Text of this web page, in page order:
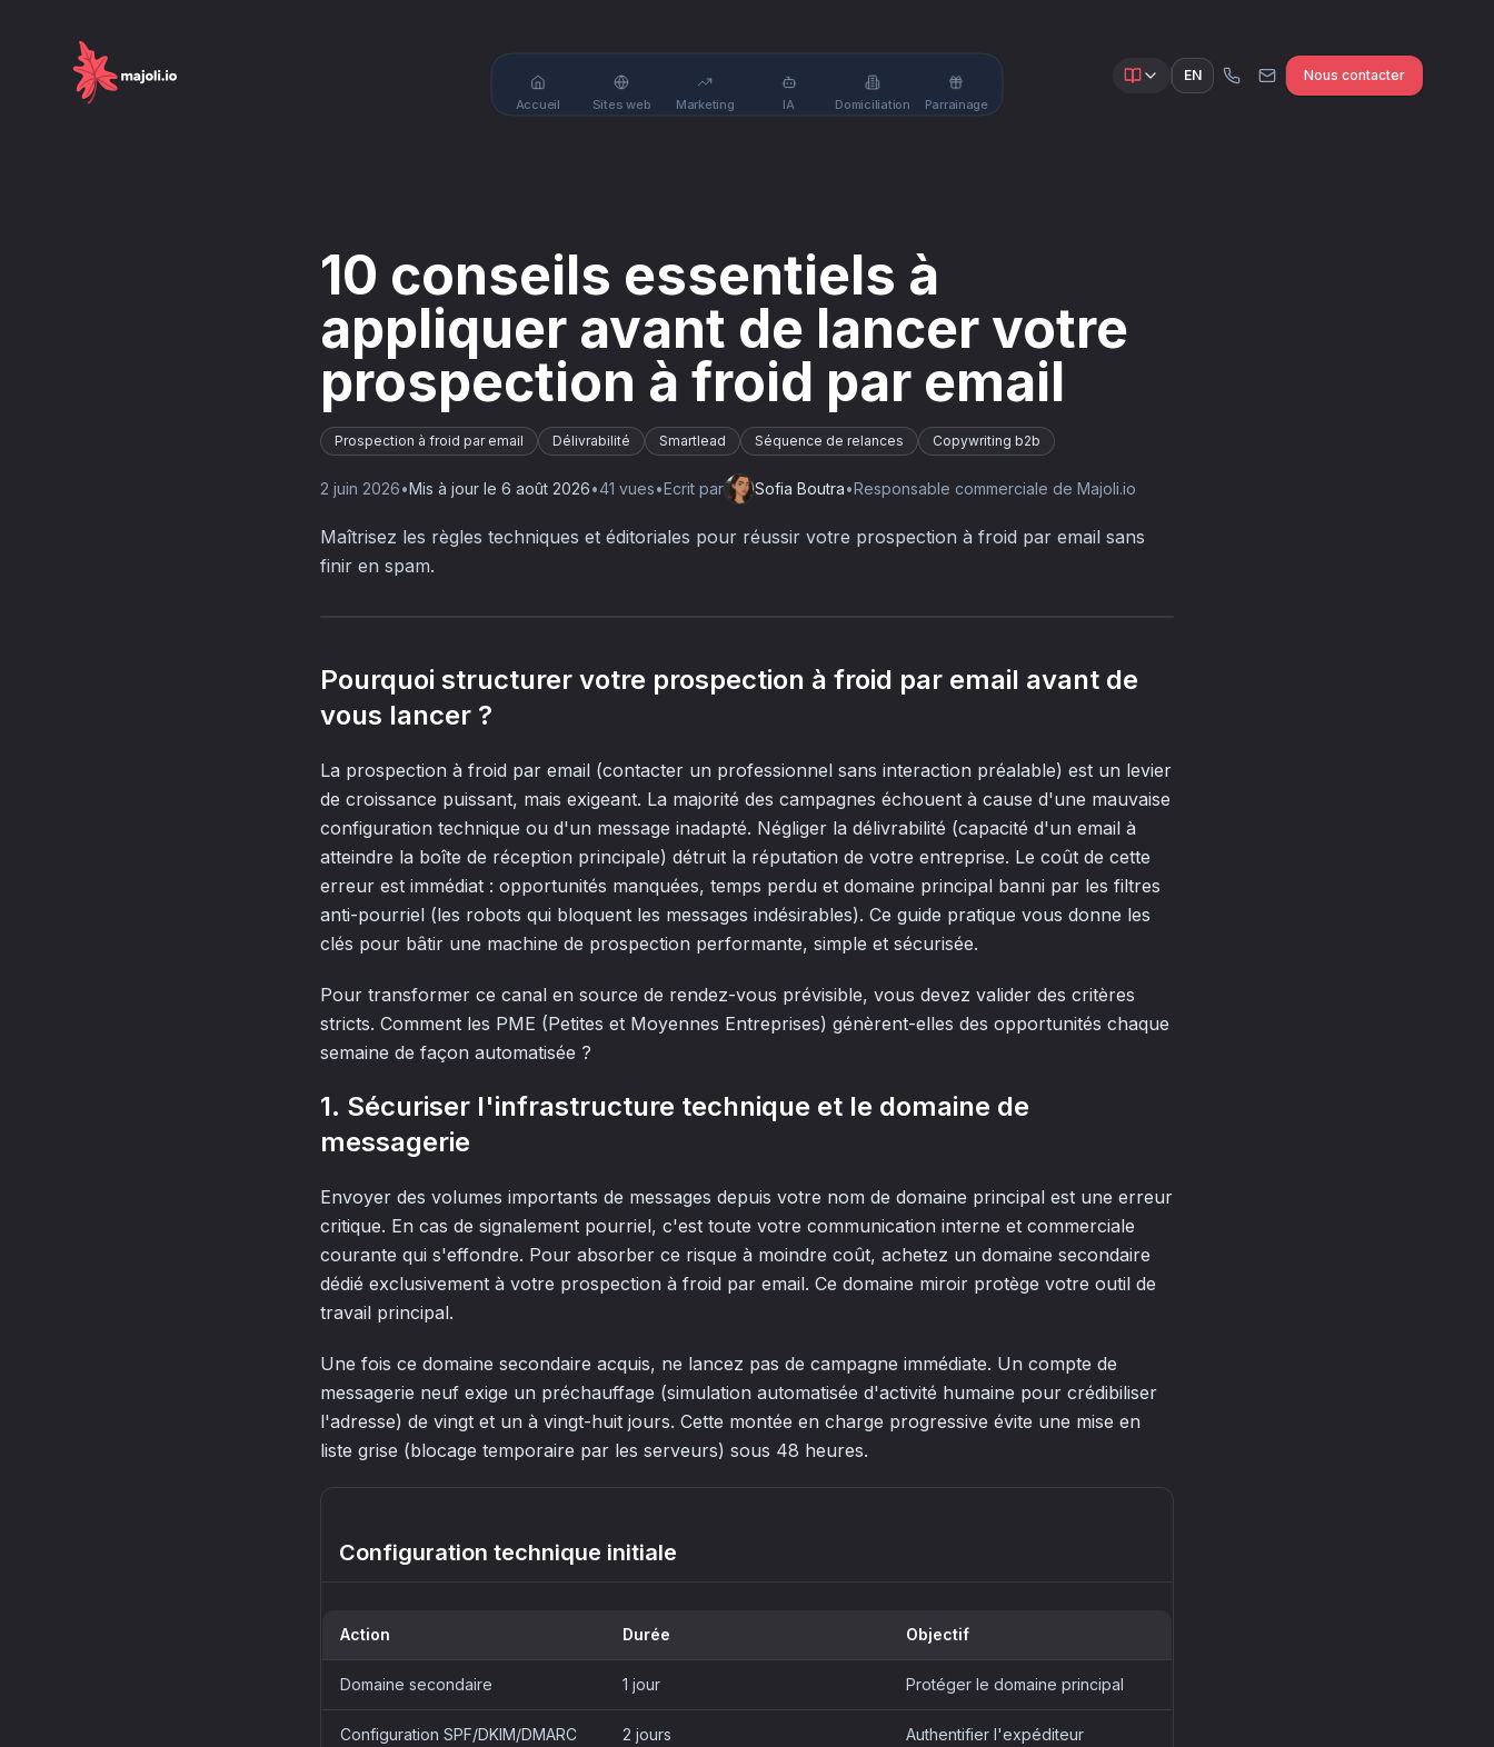
Accueil Sites web Marketing IA Domiciliation Parrainage
EN Nous contacter
10 conseils essentiels à
appliquer avant de lancer votre
prospection à froid par email
Prospection à froid par email Délivrabilité Smartlead Séquence de relances Copywriting b2b
2 juin 2026•Mis à jour le 6 août 2026•41 vues•Ecrit par Sofia Boutra•Responsable commerciale de Majoli.io
Maîtrisez les règles techniques et éditoriales pour réussir votre prospection à froid par email sans
finir en spam.
Pourquoi structurer votre prospection à froid par email avant de
vous lancer ?
La prospection à froid par email (contacter un professionnel sans interaction préalable) est un levier
de croissance puissant, mais exigeant. La majorité des campagnes échouent à cause d'une mauvaise
configuration technique ou d'un message inadapté. Négliger la délivrabilité (capacité d'un email à
atteindre la boîte de réception principale) détruit la réputation de votre entreprise. Le coût de cette
erreur est immédiat : opportunités manquées, temps perdu et domaine principal banni par les filtres
anti-pourriel (les robots qui bloquent les messages indésirables). Ce guide pratique vous donne les
clés pour bâtir une machine de prospection performante, simple et sécurisée.
Pour transformer ce canal en source de rendez-vous prévisible, vous devez valider des critères
stricts. Comment les PME (Petites et Moyennes Entreprises) génèrent-elles des opportunités chaque
semaine de façon automatisée ?
1. Sécuriser l'infrastructure technique et le domaine de
messagerie
Envoyer des volumes importants de messages depuis votre nom de domaine principal est une erreur
critique. En cas de signalement pourriel, c'est toute votre communication interne et commerciale
courante qui s'effondre. Pour absorber ce risque à moindre coût, achetez un domaine secondaire
dédié exclusivement à votre prospection à froid par email. Ce domaine miroir protège votre outil de
travail principal.
Une fois ce domaine secondaire acquis, ne lancez pas de campagne immédiate. Un compte de
messagerie neuf exige un préchauffage (simulation automatisée d'activité humaine pour crédibiliser
l'adresse) de vingt et un à vingt-huit jours. Cette montée en charge progressive évite une mise en
liste grise (blocage temporaire par les serveurs) sous 48 heures.
Configuration technique initiale
Action Durée Objectif
Domaine secondaire 1 jour Protéger le domaine principal
Configuration SPF/DKIM/DMARC 2 jours Authentifier l'expéditeur